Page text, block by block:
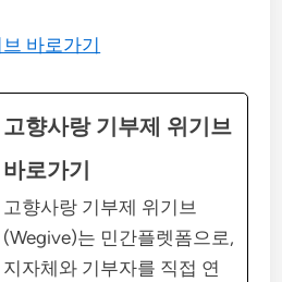
바로가기
고향사랑 기부제 위기브
바로가기
고향사랑 기부제 위기브
(Wegive)는 민간플렛폼으로,
지자체와 기부자를 직접 연